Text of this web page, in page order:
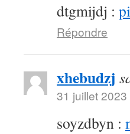
dtgmijdj :
Répondre
xhebudzj
31 juillet
soyzdbyn :